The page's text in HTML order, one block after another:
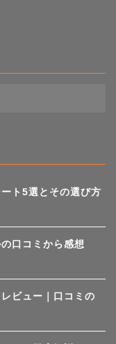
ト5選とその選び方
口コミから感想
ビュー｜口コミの